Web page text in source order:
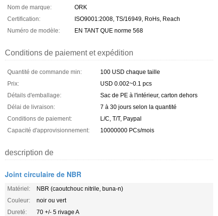
Nom de marque:
ORK
Certification:
ISO9001:2008, TS/16949, RoHs, Reach
Numéro de modèle:
EN TANT QUE norme 568
Conditions de paiement et expédition
Quantité de commande min:
100 USD chaque taille
Prix:
USD 0.002~0.1 pcs
Détails d'emballage:
Sac de PE à l'intérieur, carton dehors
Délai de livraison:
7 à 30 jours selon la quantité
Conditions de paiement:
L/C, T/T, Paypal
Capacité d'approvisionnement:
10000000 PCs/mois
description de
Joint circulaire de NBR
Matériel:
NBR (caoutchouc nitrile, buna-n)
Couleur:
noir ou vert
Dureté:
70 +/- 5 rivage A